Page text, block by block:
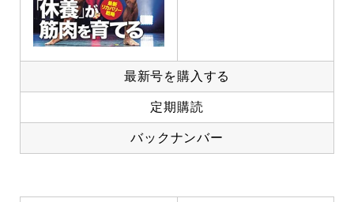
最新号を購入する
定期購読
バックナンバー